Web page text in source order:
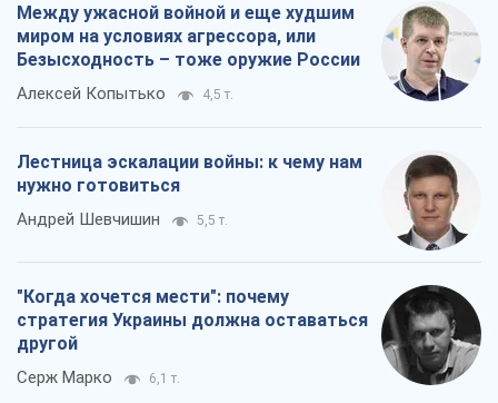
Между ужасной войной и еще худшим
миром на условиях агрессора, или
Безысходность – тоже оружие России
Алексей Копытько 4,5 т.
Лестница эскалации войны: к чему нам
нужно готовиться
Андрей Шевчишин 5,5 т.
"Когда хочется мести": почему
стратегия Украины должна оставаться
другой
Серж Марко 6,1 т.